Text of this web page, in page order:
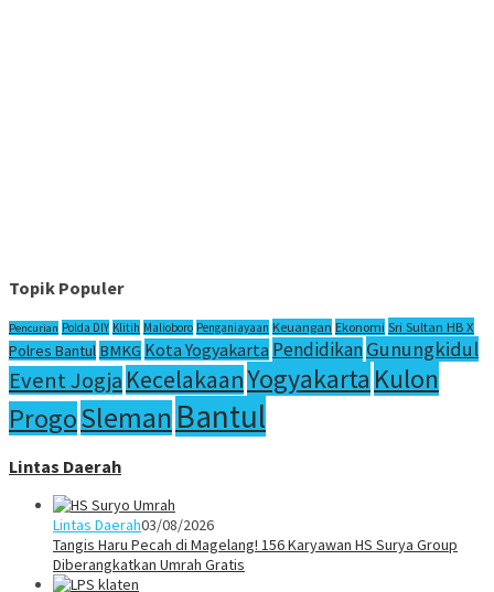
Topik Populer
Pencurian Polda DIY Klitih Malioboro Penganiayaan Keuangan Ekonomi Sri Sultan HB X
Polres Bantul BMKG Kota Yogyakarta PendidikanGunungkidul
Event Jogja KecelakaanYogyakarta Kulon
ProgoSleman Bantul
Lintas Daerah
Lintas Daerah03/08/2026
Tangis Haru Pecah di Magelang! 156 Karyawan HS Surya Group
Diberangkatkan Umrah Gratis